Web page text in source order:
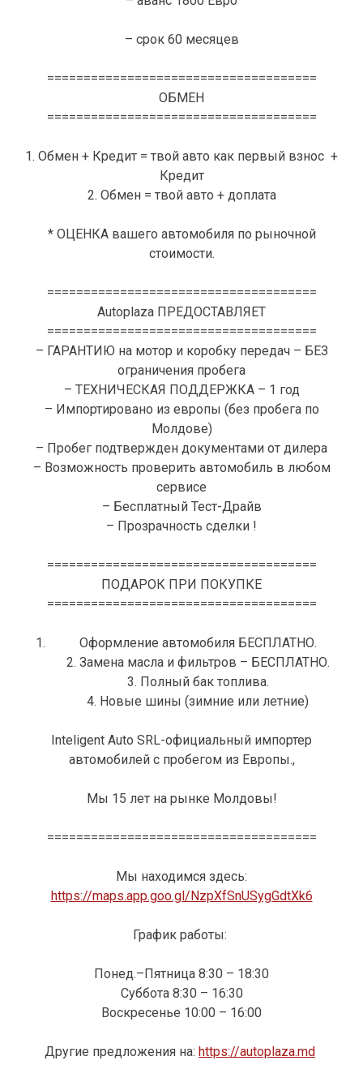
– срок 60 месяцев
=====================================
ОБМЕН
=====================================
1. Обмен + Кредит = твой авто как первый взнос +
Кредит
2. Обмен = твой авто + доплата
* ОЦЕНКА вашего автомобиля по рыночной
стоимости.
=====================================
Autoplaza ПРЕДОСТАВЛЯЕТ
=====================================
– ГАРАНТИЮ на мотор и коробку передач – БЕЗ
ограничения пробега
– ТЕХНИЧЕСКАЯ ПОДДЕРЖКА – 1 год
– Импортировано из европы (без пробега по
Молдове)
– Пробег подтвержден документами от дилера
– Возможность проверить автомобиль в любом
сервисе
– Бесплатный Тест-Драйв
– Прозрачность сделки !
=====================================
ПОДАРОК ПРИ ПОКУПКЕ
=====================================
Оформление автомобиля БЕСПЛАТНО.
2. Замена масла и фильтров – БЕСПЛАТНО.
3. Полный бак топлива.
4. Новые шины (зимние или летние)
Inteligent Auto SRL-официальный импортер
автомобилей с пробегом из Европы.,
Мы 15 лет на рынке Молдовы!
=====================================
Мы находимся здесь:
https://maps.app.goo.gl/NzpXfSnUSygGdtXk6
График работы:
Понед.–Пятница 8:30 – 18:30
Суббота 8:30 – 16:30
Воскресенье 10:00 – 16:00
Другие предложения на: https://autoplaza.md